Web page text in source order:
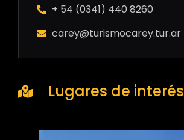
+ 54 (0341) 440 8260
carey@turismocarey.tur.ar
Lugares de interés